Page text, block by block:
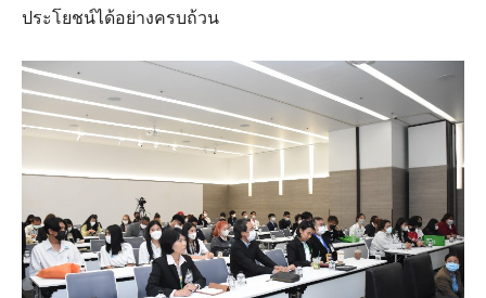
ประโยชน์ได้อย่างครบถ้วน